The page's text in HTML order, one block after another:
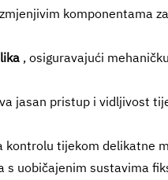
komponentama
, osiguravajući
jasan pristup i vidljivost
kontrolu tijekom delikatne
s uobičajenim sustavima